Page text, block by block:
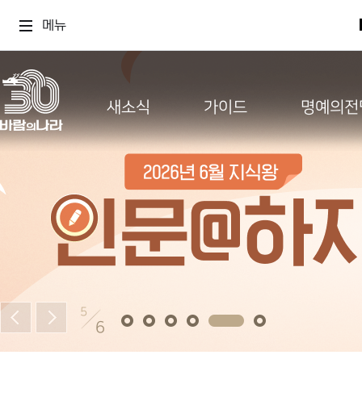
메뉴
새소식 가이드 명예의
5
6